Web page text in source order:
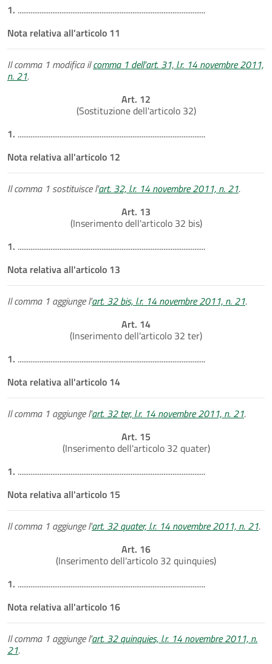
1. .......................................................................................................
Nota relativa all'articolo 11
Il comma 1 modifica ilcomma 1 dell'art. 31, l.r. 14 novembre 2011,
n. 21.
Art. 12
(Sostituzione dell'articolo 32)
1. .......................................................................................................
Nota relativa all'articolo 12
Il comma 1 sostituisce l'art. 32, l.r. 14 novembre 2011, n. 21.
Art. 13
(Inserimento dell'articolo 32 bis)
1. .......................................................................................................
Nota relativa all'articolo 13
Il comma 1 aggiunge l'art. 32 bis, l.r. 14 novembre 2011, n. 21.
Art. 14
(Inserimento dell'articolo 32 ter)
1. .......................................................................................................
Nota relativa all'articolo 14
Il comma 1 aggiunge l'art. 32 ter, l.r. 14 novembre 2011, n. 21.
Art. 15
(Inserimento dell'articolo 32 quater)
1. .......................................................................................................
Nota relativa all'articolo 15
Il comma 1 aggiunge l'art. 32 quater, l.r. 14 novembre 2011, n. 21.
Art. 16
(Inserimento dell'articolo 32 quinquies)
1. .......................................................................................................
Nota relativa all'articolo 16
Il comma 1 aggiunge l'art. 32 quinquies, l.r. 14 novembre 2011, n.
21.